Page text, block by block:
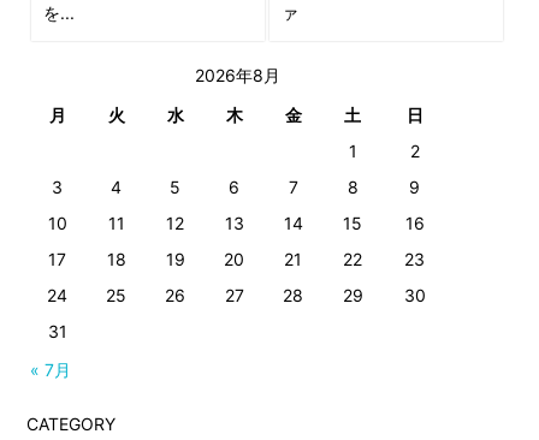
を...
ァ
2026年8月
月
火 水 木 金 土 日
« 7月
1
2
3
4 5 6 7 8
9
10
11 12 13 14 15
16
17
18 19 20 21 22
23
24
25 26 27 28 29
30
31
CATEGORY